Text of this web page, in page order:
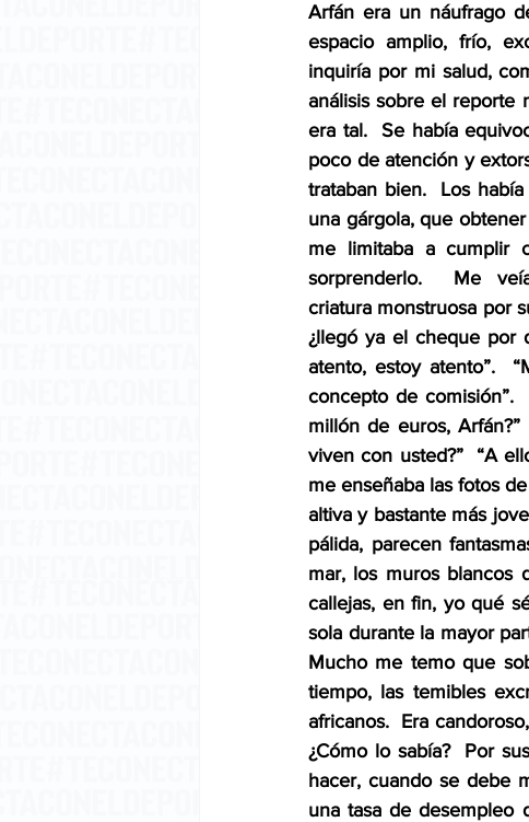
Arfán era un náufrago
espacio amplio, frío,
inquiría por mi salud,
análisis sobre el reporte
era tal.  Se había
poco de atención y
trataban bien.  Los
una gárgola, que
me limitaba a cumplir
sorprenderlo.  Me
criatura monstruosa por
¿llegó ya el cheque por
atento, estoy atento”.
concepto de comisión”.
millón de euros,
viven con usted?”  “A
me enseñaba las fotos
altiva y bastante más
pálida, parecen
mar, los muros blancos
callejas, en fin, yo qué
sola durante la mayor
Mucho me temo que
tiempo, las temibles
africanos.  Era
¿Cómo lo sabía?  Por
hacer, cuando se debe
una tasa de desempleo